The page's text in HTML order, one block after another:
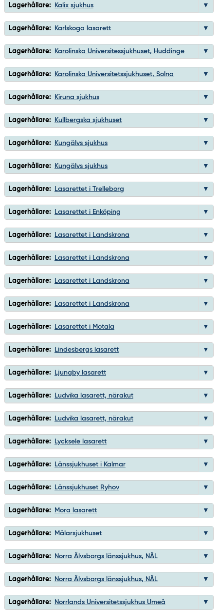
Lagerhållare: Kalix sjukhus
Lagerhållare: Karlskoga lasarett
Lagerhållare: Karolinska Universitessjukhuset, Huddinge
Lagerhållare: Karolinska Universitetssjukhuset, Solna
Lagerhållare: Kiruna sjukhus
Lagerhållare: Kullbergska sjukhuset
Lagerhållare: Kungälvs sjukhus
Lagerhållare: Kungälvs sjukhus
Lagerhållare: Lasarettet i Trelleborg
Lagerhållare: Lasarettet i Enköping
Lagerhållare: Lasarettet i Landskrona
Lagerhållare: Lasarettet i Landskrona
Lagerhållare: Lasarettet i Landskrona
Lagerhållare: Lasarettet i Landskrona
Lagerhållare: Lasarettet i Motala
Lagerhållare: Lindesbergs lasarett
Lagerhållare: Ljungby lasarett
Lagerhållare: Ludvika lasarett, närakut
Lagerhållare: Ludvika lasarett, närakut
Lagerhållare: Lycksele lasarett
Lagerhållare: Länssjukhuset i Kalmar
Lagerhållare: Länssjukhuset Ryhov
Lagerhållare: Mora lasarett
Lagerhållare: Mälarsjukhuset
Lagerhållare: Norra Älvsborgs länssjukhus, NÄL
Lagerhållare: Norra Älvsborgs länssjukhus, NÄL
Lagerhållare: Norrlands Universitetssjukhus Umeå